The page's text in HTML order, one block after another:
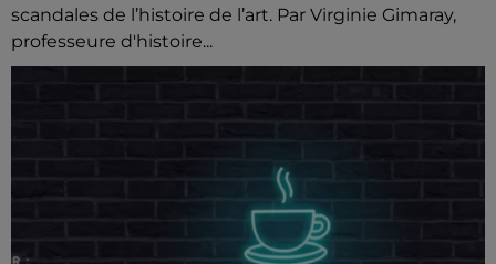
scandales de l’histoire de l’art. Par Virginie Gimaray,
professeure d'histoire...